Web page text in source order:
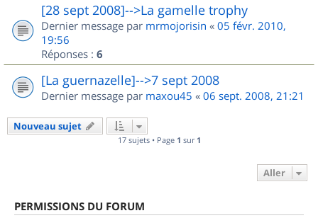
[28 sept 2008]-->La gamelle trophy
Dernier message par mrmojorisin « 05 févr. 2010,
19:56
Réponses : 6
[La guernazelle]-->7 sept 2008
Dernier message par maxou45 « 06 sept. 2008, 21:21
Nouveau sujet
17 sujets • Page 1 sur 1
Aller
PERMISSIONS DU FORUM